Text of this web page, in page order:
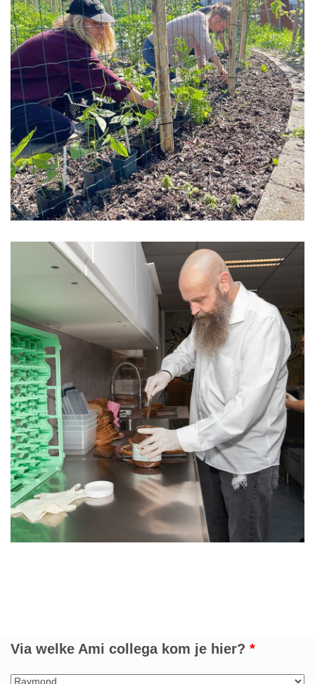
Voedseltuin Rotterdam oogst dubbel:
groente en zelfvertrouwen
‘Niet Graag een Lege Maag’ helpt
honderden kinderen aan een goed start
van de dag
Via welke Ami collega kom je hier? *